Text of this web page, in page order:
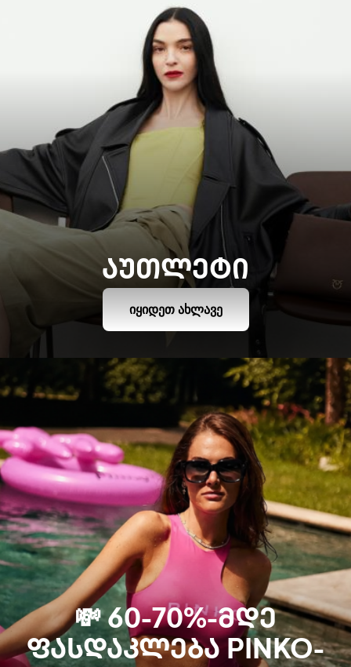
ᲐᲣᲗᲚᲔᲢᲘ
ᲘᲧᲘᲓᲔᲗ ᲐᲮᲚᲐᲕᲔ
💸 60-70%-ᲛᲓᲔ
ᲤᲐᲡᲓᲐᲙᲚᲔᲑᲐ PINKO-